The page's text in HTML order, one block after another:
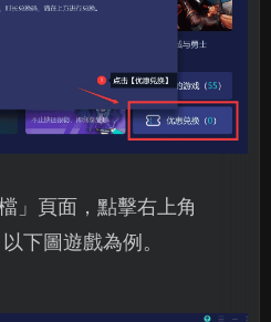
」頁面，點擊右上角
下圖遊戲為例。